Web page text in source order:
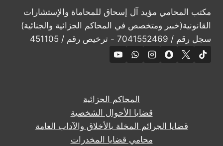
مكتب المحامي مؤيد آل إسحاق للمحاماة والإستشارات
القانونية(خبير ومتخصص في المحاكم الجزائية والجنائية)
سجل رقم / 7041552469 - ترخيص رقم / 451105
المحاكم الجزائية
قضايا الأحوال الشخصية
قضايا الجرائم المخلة بالأخلاق والآداب العامة
محامي قضايا المخدرات